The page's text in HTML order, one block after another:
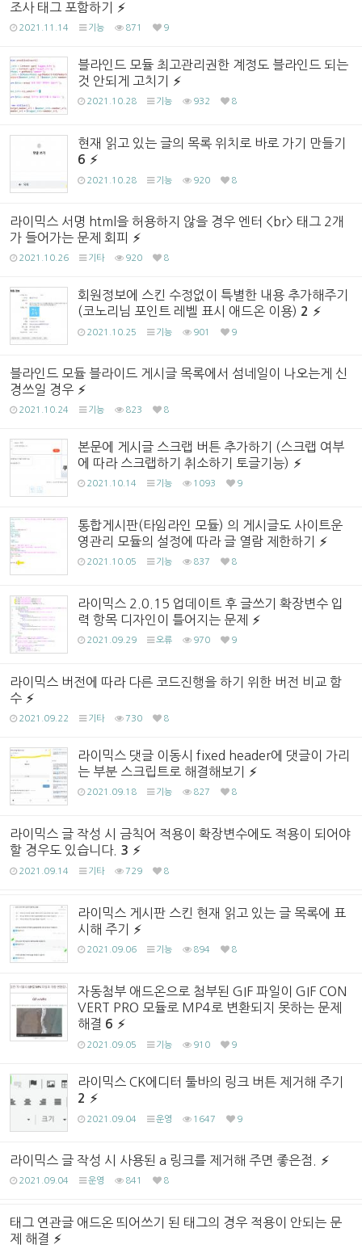
조사 태그 포함하기
2021.11.14 기능 871 9
블라인드 모듈 최고관리권한 계정도 블라인드 되는
것 안되게 고치기
2021.10.28 기능 932 8
현재 읽고 있는 글의 목록 위치로 바로 가기 만들기
6
2021.10.28 기능 920 8
라이믹스 서명 html을 허용하지 않을 경우 엔터 <br> 태그 2개
가 들어가는 문제 회피
2021.10.26 기타 920 8
회원정보에 스킨 수정없이 특별한 내용 추가해주기
(코노리님 포인트 레벨 표시 애드온 이용) 2
2021.10.25 기능 901 9
블라인드 모듈 블라이드 게시글 목록에서 섬네일이 나오는게 신
경쓰일 경우
2021.10.24 기능 823 8
본문에 게시글 스크랩 버튼 추가하기 (스크랩 여부
에 따라 스크랩하기 취소하기 토글기능)
2021.10.14 기능 1093 9
통합게시판(타임라인 모듈) 의 게시글도 사이트운
영관리 모듈의 설정에 따라 글 열람 제한하기
2021.10.05 기능 837 8
라이믹스 2.0.15 업데이트 후 글쓰기 확장변수 입
력 항목 디자인이 틀어지는 문제
2021.09.29 오류 970 9
라이믹스 버전에 따라 다른 코드진행을 하기 위한 버전 비교 함
수
2021.09.22 기타 730 8
라이믹스 댓글 이동시 fixed header에 댓글이 가리
는 부분 스크립트로 해결해보기
2021.09.18 기능 827 8
라이믹스 글 작성 시 금칙어 적용이 확장변수에도 적용이 되어야
할 경우도 있습니다. 3
2021.09.14 기타 729 8
라이믹스 게시판 스킨 현재 읽고 있는 글 목록에 표
시해 주기
2021.09.06 기능 894 8
자동첨부 애드온으로 첨부된 GIF 파일이 GIF CON
VERT PRO 모듈로 MP4로 변환되지 못하는 문제
해결 6
2021.09.05 기능 910 9
라이믹스 CK에디터 툴바의 링크 버튼 제거해 주기
2
2021.09.04 운영 1647 9
라이믹스 글 작성 시 사용된 a 링크를 제거해 주면 좋은점.
2021.09.04 운영 841 8
태그 연관글 애드온 띄어쓰기 된 태그의 경우 적용이 안되는 문
제 해결